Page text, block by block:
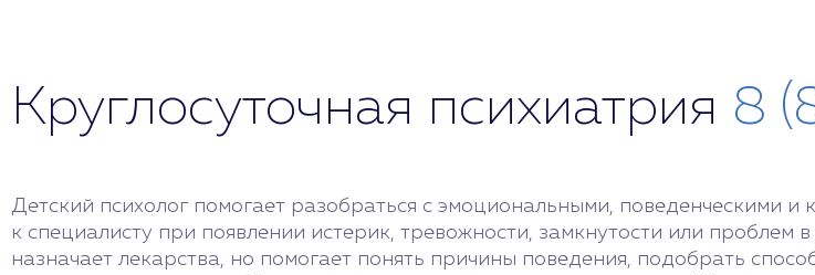
Круглосуточная психиатрия 8
Детский психолог помогает разобраться с эмоциональными, поведенческими
к специалисту при появлении истерик, тревожности, замкнутости или проблем
назначает лекарства, но помогает понять причины поведения, подобрать